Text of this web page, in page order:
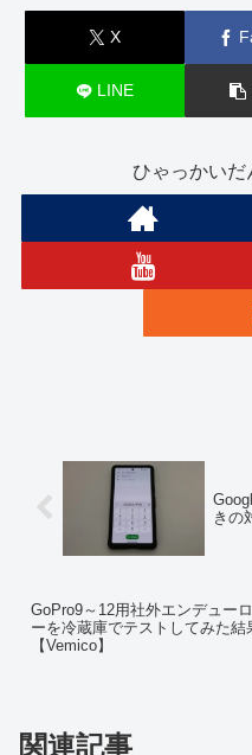
X
LINE
ひゃっかいだ
きの
GoPro9～12用社外エンデュー
ーを冷蔵庫でテストしてみた結
【Vemico】
関連記事